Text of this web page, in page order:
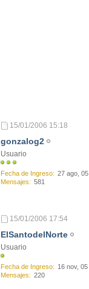
15/01/2006 15:18
gonzalog2
Usuario
Fecha de Ingreso
27 ago, 05
Mensajes
581
15/01/2006 17:54
ElSantodelNorte
Usuario
Fecha de Ingreso
16 nov, 05
Mensajes
220